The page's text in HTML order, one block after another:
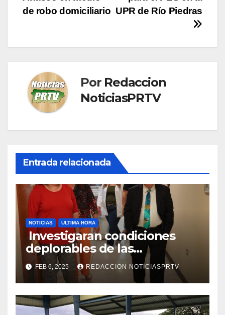
entradas
UPR de Río Piedras
de robo domiciliario
Por Redaccion
NoticiasPRTV
Entrada relacionada
NOTICIAS ULTIMA HORA
Investigaran condiciones
deplorables de las
facilidades el Departamento
de la Salud en Mayagüez
FEB 6, 2025 REDACCION NOTICIASPRTV